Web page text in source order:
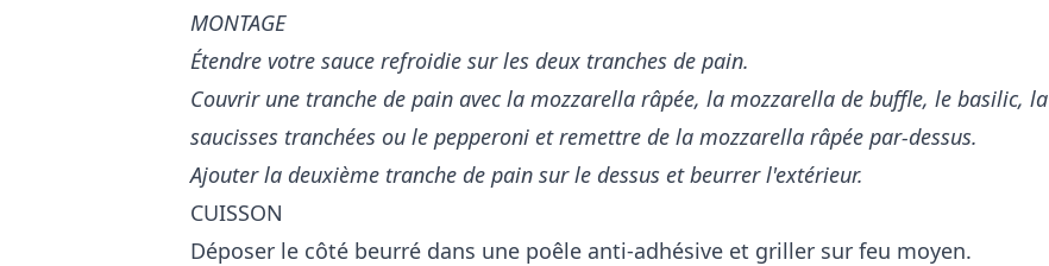
MONTAGE
Étendre votre sauce refroidie sur les deux tranches de pain.
Couvrir une tranche de pain avec la mozzarella râpée, la mozzarella de buffle, le basilic, la
saucisses tranchées ou le pepperoni et remettre de la mozzarella râpée par-dessus.
Ajouter la deuxième tranche de pain sur le dessus et beurrer l'extérieur.
CUISSON
Déposer le côté beurré dans une poêle anti-adhésive et griller sur feu moyen.